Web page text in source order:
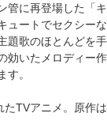
管に再登場した「キ
ュートでセクシーな
題歌のほとんどを手
効いたメロディー作
す。
TVアニメ。原作は